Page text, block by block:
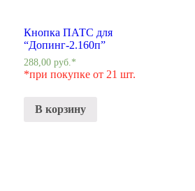
Кнопка ПАТС для
“Допинг-2.160п”
288,00руб.*
*при покупке от 21 шт.
В корзину